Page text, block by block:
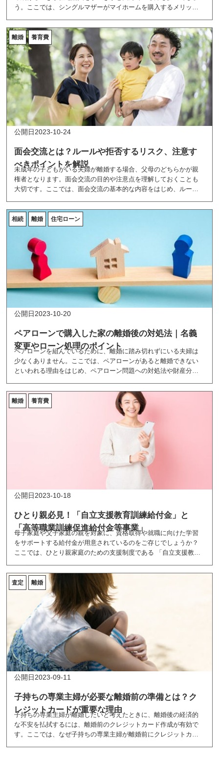
う。ここでは、シングルマザーがマイホームを購入するメリット
離婚 養育費
面会交流とは？ルールや拒否するリスク、注意す
べきポイントを解説
2023-10-24
未成年の子どもがいる夫婦が離婚する場合、父母のどちらかが親
権者となります。面会交流の目的や注意点を理解しておくことも
大切です。ここでは、面会交流の基本的な内容をはじめ、ルール
ます。
相続 離婚 住宅ローン
ペアローンで購入した家の離婚後の対処法｜名義
変更やローン処理のポイント
2023-10-20
ペアローンを組んでいるために、離婚に踏み切れずにいる夫婦は
少なくありません。ここでは、ペアローンがあると離婚できない
といわれる理由をはじめ、ペアローン問題への対処法や財産分与
離婚 養育費
ひとり親必見！「自立支援教育訓練給付金」と
「高等職業訓練促進給付金等事業」
2023-10-18
母子家庭や父子家庭の親を対象に、資格取得や就職に向けた学習
をサポートする給付金が用意されているのをご存じでしょうか？
ここでは、ひとり親家庭のための支援制度である 「自立支援教育
す。
査定 離婚
子持ちの専業主婦が必要な離婚前の準備とは？ク
レジットカードが重要な理由
2023-09-11
子持ちの専業主婦が離婚したいと考えたときに、離婚後の経済的
な不安を払拭するには、離婚前のクレジットカード作成が有効で
す。ここでは、なぜ子持ちの専業主婦が離婚前にクレジットカー